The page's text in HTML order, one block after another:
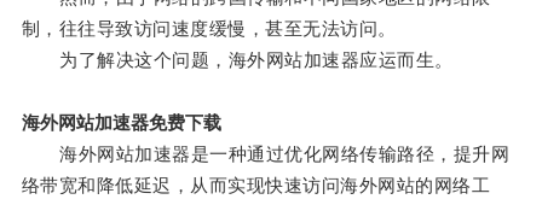
制，往往导致访问速度缓慢，甚至无法访问。
为了解决这个问题，海外网站加速器应运而生。
海外网站加速器免费下载
海外网站加速器是一种通过优化网络传输路径，提升网
络带宽和降低延迟，从而实现快速访问海外网站的网络工